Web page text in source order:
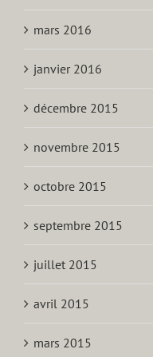
mars 2016
janvier 2016
décembre 2015
novembre 2015
octobre 2015
septembre 2015
juillet 2015
avril 2015
mars 2015